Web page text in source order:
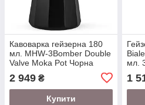
Кавоварка гейзерна 180
мл. MHW-3Bomber Double
Valve Moka Pot Чорна
2 949₴
Купити
мл.
1